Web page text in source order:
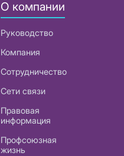
О компании
Руководство
Компания
Сотрудничество
Сети связи
Правовая
информация
Профсоюзная
жизнь